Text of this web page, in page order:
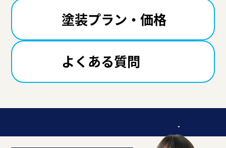
塗装プラン・価格
よくある質問
迷ったら聞いてみよう！